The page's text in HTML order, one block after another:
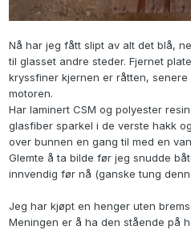
Nå har jeg fått slipt av alt det blå,
til glasset andre steder. Fjernet
kryssfiner kjernen er råtten,
motoren.
Har laminert CSM og polyester
glasfiber sparkel i de verste hakk
over bunnen en gang til med en
Glemte å ta bilde før jeg snudde
innvendig før nå (ganske tung
Jeg har kjøpt en henger uten
Meningen er å ha den stående på